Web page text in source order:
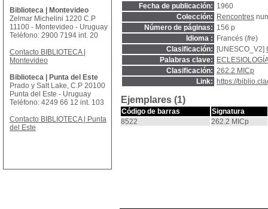
Fecha de publicación: 1960
Colección:
Rencontres
Número de páginas: 156 p
Idioma :
Francés (fre)
Clasificación:
[UNESCO_V2]
Palabras clave:
Clasificación: 262.2 MICp
Link:
https://
Ejemplares (1)
Código de barras
Signatura
8522
262.2 MICp
Biblioteca | Montevideo
Zelmar Michelini 1220 C.P
11100 - Montevideo - Uruguay
Teléfono: 2900 7194 int. 20
Contacto BIBLIOTECA |
Montevideo
Biblioteca | Punta del Este
Prado y Salt Lake, C.P 20100
Punta del Este - Uruguay
Teléfono: 4249 66 12 int. 103
Contacto BIBLIOTECA | Punta
del Este